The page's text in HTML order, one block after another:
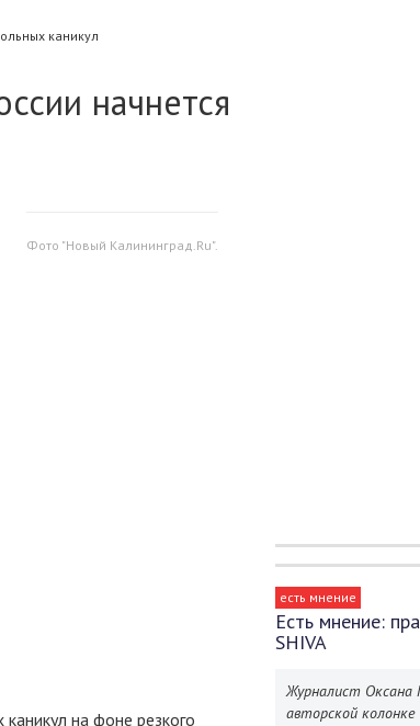
каникул
начнется
Фото "Новый Калининград.Ru".
на фоне резкого
есть мнение
Есть мнение:
SHIVA
Журналист Оксана
авторской